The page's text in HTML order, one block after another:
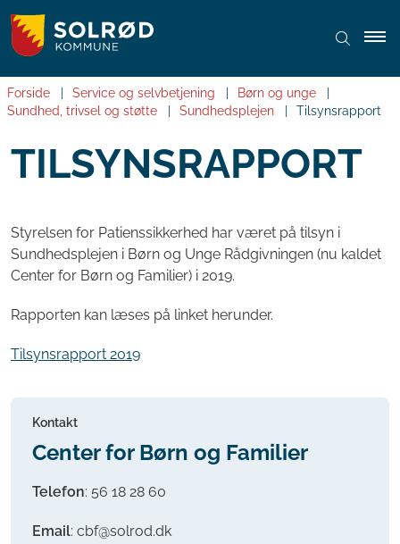
Forside Service og selvbetjening
Børn og unge
Sundhed, trivsel og støtte
Sundhedsplejen Tilsynsrapport
TILSYNSRAPPORT
Styrelsen for Patienssikkerhed har været på tilsyn i
Sundhedsplejen i Børn og Unge Rådgivningen (nu kaldet
Center for Børn og Familier) i 2019.
Rapporten kan læses på linket herunder.
Tilsynsrapport 2019
Kontakt
Center for Børn og Familier
Telefon: 56 18 28 60
Email: cbf@solrod.dk